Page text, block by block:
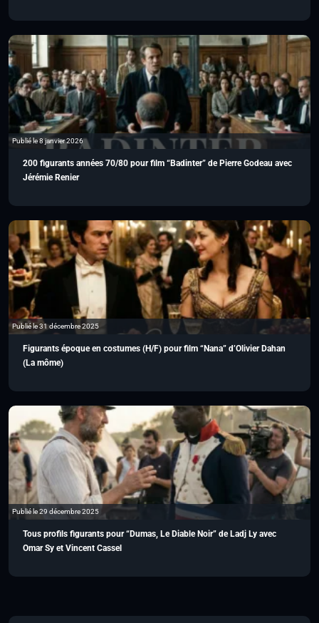
Publié le 8 janvier 2026
200 figurants années 70/80 pour film “Badinter” de Pierre Godeau avec
Jérémie Renier
Publié le 31 décembre 2025
Figurants époque en costumes (H/F) pour film “Nana” d’Olivier Dahan
(La môme)
Publié le 29 décembre 2025
Tous profils figurants pour “Dumas, Le Diable Noir” de Ladj Ly avec
Omar Sy et Vincent Cassel